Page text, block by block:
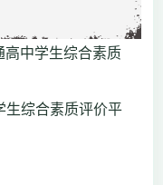
中学生综合素质
生综合素质评价平